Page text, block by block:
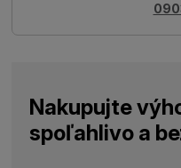
Nakupujte
spoľahlivo a